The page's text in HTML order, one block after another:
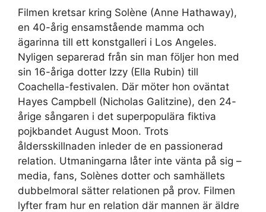
Filmen kretsar kring Solène (Anne Hathaway),
en 40-årig ensamstående mamma och
ägarinna till ett konstgalleri i Los Angeles.
Nyligen separerad från sin man följer hon med
sin 16-åriga dotter Izzy (Ella Rubin) till
Coachella-festivalen. Där möter hon oväntat
Hayes Campbell (Nicholas Galitzine), den 24-
årige sångaren i det superpopulära fiktiva
pojkbandet August Moon. Trots
åldersskillnaden inleder de en passionerad
relation. Utmaningarna låter inte vänta på sig –
media, fans, Solènes dotter och samhällets
dubbelmoral sätter relationen på prov. Filmen
lyfter fram hur en relation där mannen är äldre